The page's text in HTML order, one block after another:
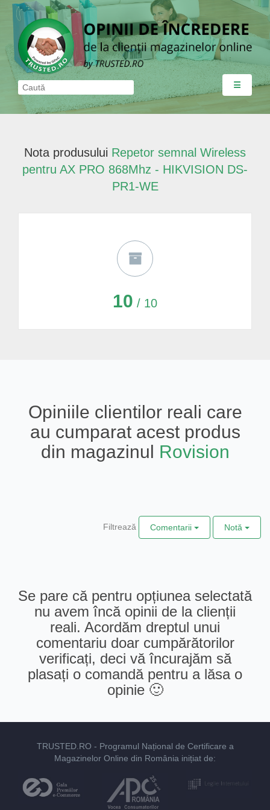
☰
Nota produsului Repetor semnal Wireless
pentru AX PRO 868Mhz - HIKVISION DS-
PR1-WE
10 / 10
Opiniile clientilor reali care
au cumparat acest produs
din magazinul Rovision
Filtrează Comentarii Notă
Se pare că pentru opțiunea selectată
nu avem încă opinii de la clienții
reali. Acordăm dreptul unui
comentariu doar cumpărătorilor
verificați, deci vă încurajăm să
plasați o comandă pentru a lăsa o
opinie 🙂
TRUSTED.RO - Programul Național de Certificare a
Magazinelor Online din România inițiat de: